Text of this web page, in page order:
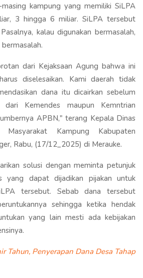
masing kampung yang memiliki SiLPA
3 hingga 6 miliar. SiLPA tersebut
kalau digunakan bermasalah,
dari Kejaksaan Agung bahwa ini
diselesaikan. Kami daerah tidak
dana itu dicairkan sebelum
Kemendes maupun Kemntrian
APBN," terang Kepala Dinas
Masyarakat Kampung Kabupaten
Rabu, (17/12_2025) di Merauke.
solusi dengan meminta petunjuk
yang dapat dijadikan pijakan untuk
tersebut. Sebab dana tersebut
sehingga ketika hendak
yang lain mesti ada kebijakan
Tahun, Penyerapan Dana Desa Tahap